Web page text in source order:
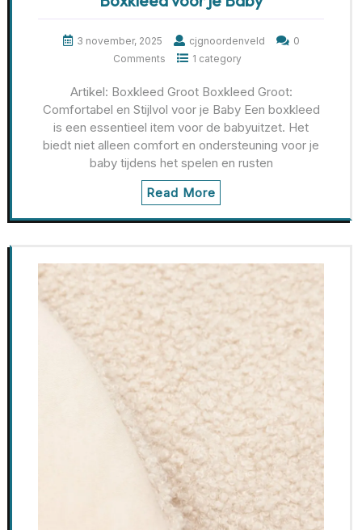
3 november, 2025 cjgnoordenveld
0
Comments
1 category
Artikel: Boxkleed Groot Boxkleed Groot:
Comfortabel en Stijlvol voor je Baby Een boxkleed
is een essentieel item voor de babyuitzet. Het
biedt niet alleen comfort en ondersteuning voor je
baby tijdens het spelen en rusten
Read More